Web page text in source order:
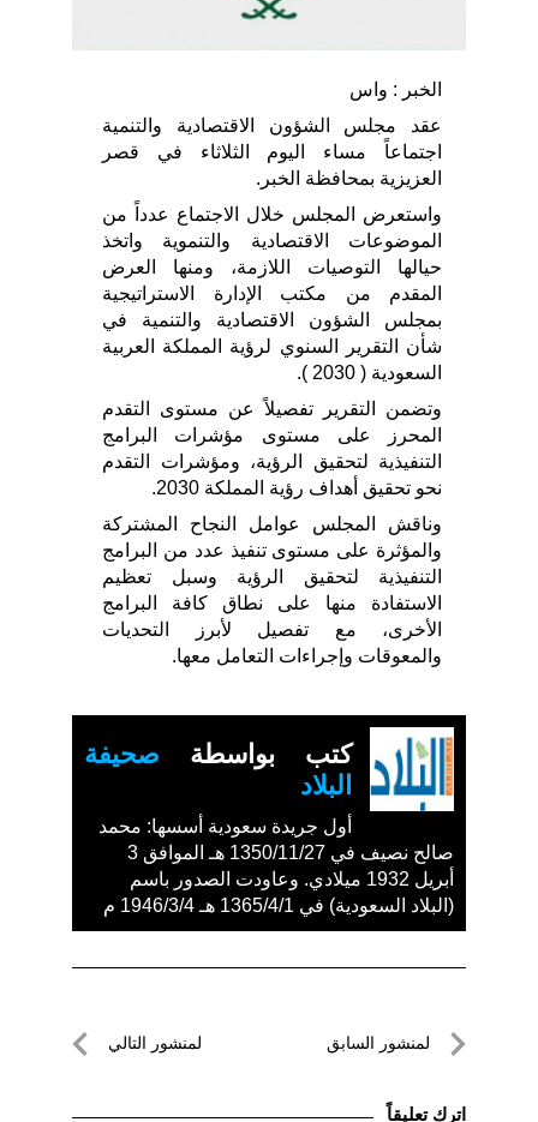
الخبر : واس
عقد مجلس الشؤون الاقتصادية والتنمية
اجتماعاً مساء اليوم الثلاثاء في قصر
العزيزية بمحافظة الخبر.
واستعرض المجلس خلال الاجتماع عدداً من
الموضوعات الاقتصادية والتنموية واتخذ
حيالها التوصيات اللازمة، ومنها العرض
المقدم من مكتب الإدارة الاستراتيجية
بمجلس الشؤون الاقتصادية والتنمية في
شأن التقرير السنوي لرؤية المملكة العربية
السعودية ( 2030 ).
وتضمن التقرير تفصيلاً عن مستوى التقدم
المحرز على مستوى مؤشرات البرامج
التنفيذية لتحقيق الرؤية، ومؤشرات التقدم
نحو تحقيق أهداف رؤية المملكة 2030.
وناقش المجلس عوامل النجاح المشتركة
والمؤثرة على مستوى تنفيذ عدد من البرامج
التنفيذية لتحقيق الرؤية وسبل تعظيم
الاستفادة منها على نطاق كافة البرامج
الأخرى، مع تفصيل لأبرز التحديات
والمعوقات وإجراءات التعامل معها.
كتب بواسطة صحيفة
البلاد
أول جريدة سعودية أسسها: محمد
صالح نصيف في 1350/11/27 هـ الموافق 3
أبريل 1932 ميلادي. وعاودت الصدور باسم
(البلاد السعودية) في 1365/4/1 هـ 1946/3/4 م
تصفّحلمنشور السابق
السابق
لمنشور التالي
اترك تعليقاً